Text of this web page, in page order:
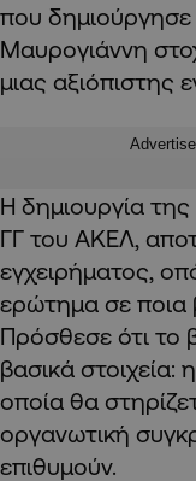
που
Μαυρογιάννη
μιας αξιόπιστης
Η δημιουργία
ΓΓ του ΑΚΕΛ,
εγχειρήματος,
ερώτημα σε ποια
Πρόσθεσε ότι το
βασικά
οποία θα
οργανωτική
επιθυμούν.